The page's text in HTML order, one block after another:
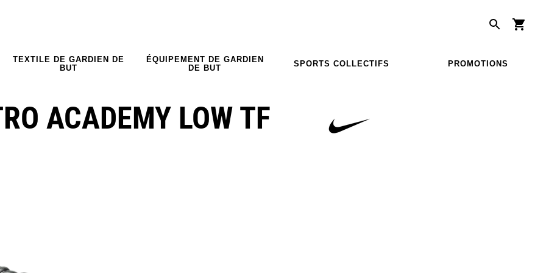
TEXTILE DE GARDIEN DE
BUT
ÉQUIPEMENT DE GARDIEN
DE BUT
SPORTS COLLECTIFS PROMOTIONS
ACADEMY LOW TF